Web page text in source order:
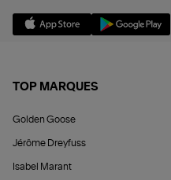
TOP MARQUES
Golden Goose
Jérôme Dreyfuss
Isabel Marant